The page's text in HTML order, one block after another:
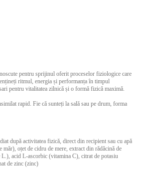
pentru sprijinul oferit proceselor fiziologice care
ritmul, energia și performanța în timpul
pentru vitalitatea zilnică și o formă fizică maximă.
rapid. Fie că sunteți la sală sau pe drum, forma
după activitatea fizică, direct din recipient sau cu apă
oțet de cidru de mere, extract din rădăcină de
acid L-ascorbic (vitamina C), citrat de potasiu
de zinc (zinc)